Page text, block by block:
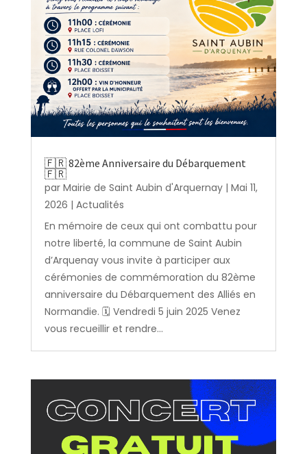
🇫🇷 82ème Anniversaire du Débarquement
🇫🇷
par Mairie de Saint Aubin d'Arquernay| Mai 11,
2026 | Actualités
En mémoire de ceux qui ont combattu pour
notre liberté, la commune de Saint Aubin
d’Arquenay vous invite à participer aux
cérémonies de commémoration du 82ème
anniversaire du Débarquement des Alliés en
Normandie. 🗓️ Vendredi 5 juin 2025 Venez
vous recueillir et rendre...